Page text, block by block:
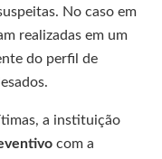
No caso em
realizadas em um
do perfil de
a instituição
com a